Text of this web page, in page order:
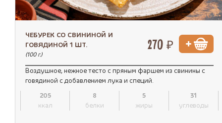
ЧЕБУРЕК СО СВИНИНОЙ И
ГОВЯДИНОЙ 1 ШТ.
(100 г.)
270 ₽
Воздушное, нежное тесто с пряным фаршем из свинины с
говядиной с добавлением лука и специй.
205
ккал
8
белки
5
жиры
31
углеводы